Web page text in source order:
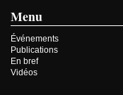
Menu
Événements
Publications
En bref
Vidéos